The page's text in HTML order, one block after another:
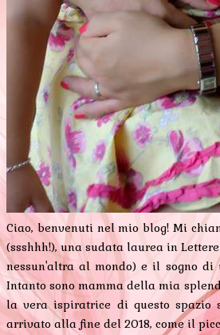
Ciao, benvenuti nel mio blog! Mi
(ssshhh!), una sudata laurea in
nessun'altra al mondo) e il sogno
Intanto sono mamma della mia
la vera ispiratrice di questo spazio
arrivato alla fine del 2018, come il